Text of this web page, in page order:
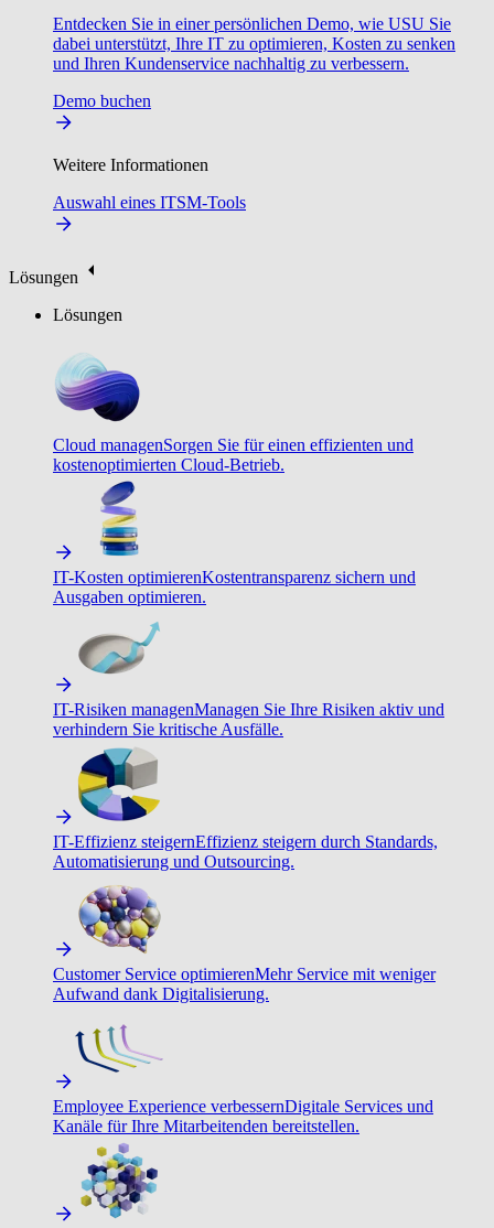
Entdecken Sie in einer persönlichen Demo, wie USU Sie
dabei unterstützt, Ihre IT zu optimieren, Kosten zu senken
und Ihren Kundenservice nachhaltig zu verbessern.
Demo buchen
Weitere Informationen
Auswahl eines ITSM-Tools
Lösungen
Lösungen
Cloud managenSorgen Sie für einen effizienten und
kostenoptimierten Cloud-Betrieb.
IT-Kosten optimierenKostentransparenz sichern und
Ausgaben optimieren.
IT-Risiken managenManagen Sie Ihre Risiken aktiv und
verhindern Sie kritische Ausfälle.
IT-Effizienz steigernEffizienz steigern durch Standards,
Automatisierung und Outsourcing.
Customer Service optimierenMehr Service mit weniger
Aufwand dank Digitalisierung.
Employee Experience verbessernDigitale Services und
Kanäle für Ihre Mitarbeitenden bereitstellen.